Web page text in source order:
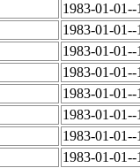
1983-01-
1983-01-
1983-01-
1983-01-
1983-01-
1983-01-
1983-01-
1983-01-